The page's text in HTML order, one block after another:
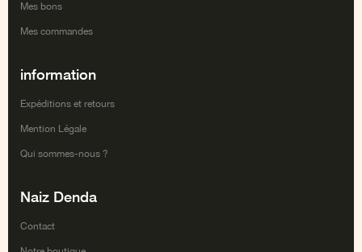
Mes bons
Mes commandes
information
Expéditions et retours
Mention Légale
Qui sommes-nous ?
Naiz Denda
Contact